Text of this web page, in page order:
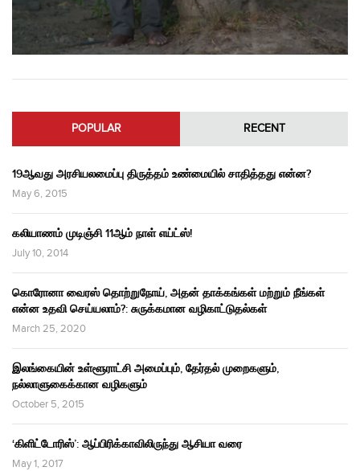
POPULAR RECENT
19ஆவது அரசியலமைப்பு திருத்தம் உண்மையில் சாதித்தது என்ன?
May 6, 2015
கலியாணம் முடிஞ்சி 11ஆம் நாள் எய்ட்ஸ்!
July 10, 2014
கொரோனா வைரஸ் தொற்றுநோய், அதன் தாக்கங்கள் மற்றும் நீங்கள்
என்ன உதவி செய்யலாம்?: சுருக்கமான வழிகாட்டுதல்கள்
March 25, 2020
இலங்கையின் உள்ளூராட்சி அமைப்பும், தேர்தல் முறைகளும்,
நல்லாளுகைக்கான வழிகளும்
October 5, 2015
‘கிளிட்டோரிஸ்’: ஆப்பிரிக்காவிலிருந்து ஆசியா வரை
May 1, 2017